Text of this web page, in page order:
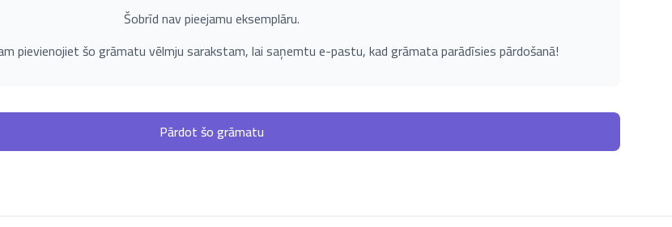
Šobrīd nav pieejamu eksemplāru.
pievienojiet šo grāmatu vēlmju sarakstam, lai saņemtu e-pastu, kad grāmata parādīsies pārdošanā!
Pārdot šo grāmatu